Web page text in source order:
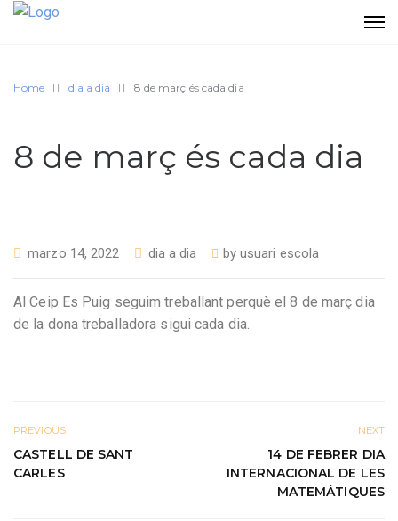
Home dia a dia 8 de març és cada dia
8 de març és cada dia
marzo 14, 2022 dia a dia by usuari escola
Al Ceip Es Puig seguim treballant perquè el 8 de març dia
de la dona treballadora sigui cada dia.
PREVIOUS
CASTELL DE SANT
CARLES
NEXT
14 DE FEBRER DIA
INTERNACIONAL DE LES
MATEMÀTIQUES